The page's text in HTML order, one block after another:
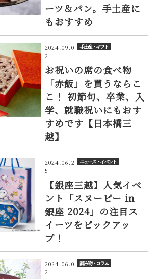
ーツ＆パン。手土産に
もおすすめ
2024.09.0
2
手土産・ギフト
お祝いの席の食べ物
「赤飯」を買うならこ
こ！ 初節句、卒業、入
学、就職祝いにもおす
すめです【日本橋三
越】
2024.06.2
5
ニュース・イベント
【銀座三越】人気イベ
ント「スヌーピー in
銀座 2024」の注目ス
イーツをピックアッ
プ！
2024.06.0
2
読み物・コラム